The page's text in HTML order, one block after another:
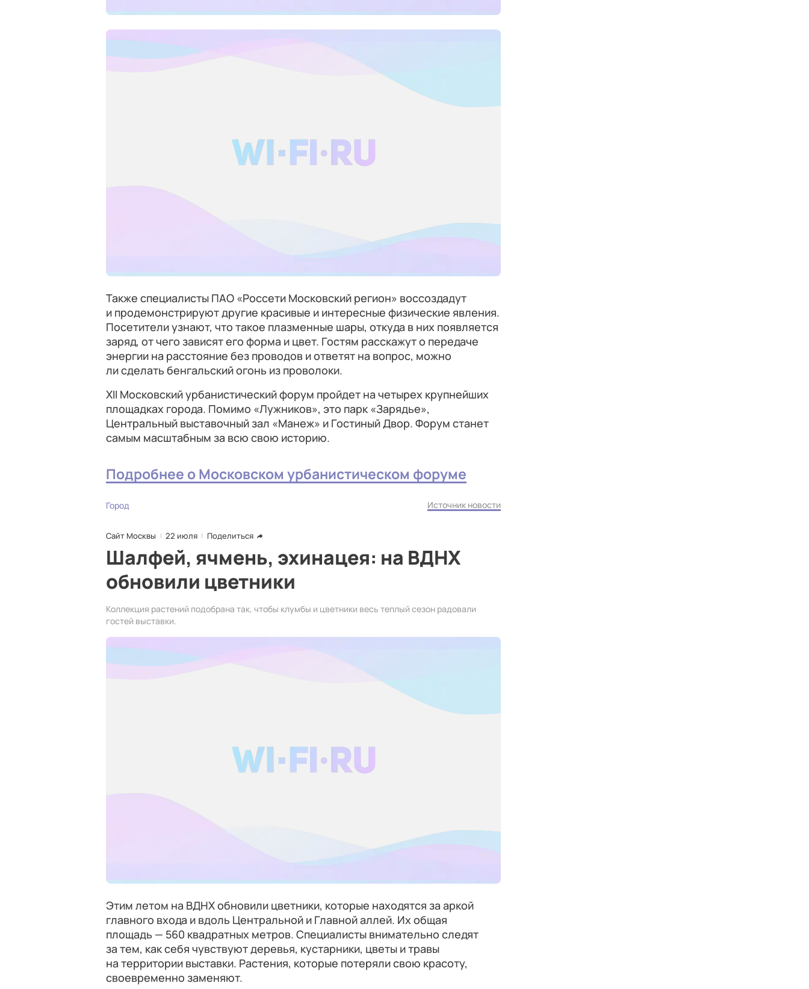
Также специалисты ПАО «Россети Московский регион» воссоздадут
и продемонстрируют другие красивые и интересные физические явления.
Посетители узнают, что такое плазменные шары, откуда в них появляется
заряд, от чего зависят его форма и цвет. Гостям расскажут о передаче
энергии на расстояние без проводов и ответят на вопрос, можно
ли сделать бенгальский огонь из проволоки.
XII Московский урбанистический форум пройдет на четырех крупнейших
площадках города. Помимо «Лужников», это парк «Зарядье»,
Центральный выставочный зал «Манеж» и Гостиный Двор. Форум станет
самым масштабным за всю свою историю.
Подробнее о Московском урбанистическом форуме
Город Источник новости
Сайт Москвы 22 июля Поделиться
Шалфей, ячмень, эхинацея: на ВДНХ
обновили цветники
Коллекция растений подобрана так, чтобы клумбы и цветники весь теплый сезон радовали
гостей выставки.
Этим летом на ВДНХ обновили цветники, которые находятся за аркой
главного входа и вдоль Центральной и Главной аллей. Их общая
площадь — 560 квадратных метров. Специалисты внимательно следят
за тем, как себя чувствуют деревья, кустарники, цветы и травы
на территории выставки. Растения, которые потеряли свою красоту,
своевременно заменяют.